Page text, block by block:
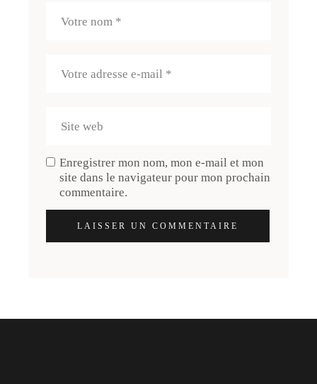
Enregistrer mon nom, mon e-mail et mon
site dans le navigateur pour mon prochain
commentaire.
LAISSER UN COMMENTAIRE